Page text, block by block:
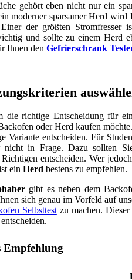
gehört eben nicht nur ein
moderner sparsamer Herd
der größten
und sollte zu einem Herd
Ihnen den Gefrierschrank
die richtige Entscheidung für
oder Herd kaufen
Variante entscheiden. Für
nicht in Frage. Dazu sollten
entscheiden. Wer
ein Herd bestens zu empfehlen.
gibt es neben dem
sich genau im Vorfeld auf
Selbsttestzu machen.
Empfehlung